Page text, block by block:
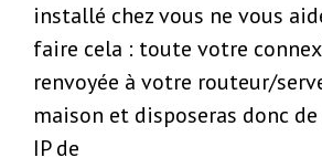
installé chez vous ne vous
faire cela : toute votre
renvoyée à votre routeur/
maison et disposeras donc
IP de